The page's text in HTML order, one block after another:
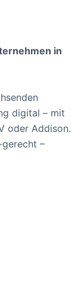
in
digital – mit
oder Addison.
–